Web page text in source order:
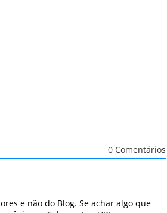
0 Comentários
e não do Blog. Se achar algo que